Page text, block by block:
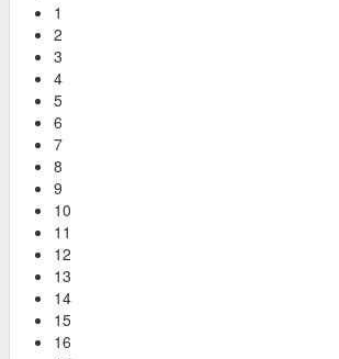
1
2
3
4
5
6
7
8
9
10
11
12
13
14
15
16